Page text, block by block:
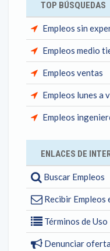
TOP BÚSQUEDAS
Empleos sin
Empleos medio
Empleos ventas
Empleos lunes a
Empleos
ENLACES DE
Buscar Empleos
Recibir Empleos
Términos de Uso
Denunciar